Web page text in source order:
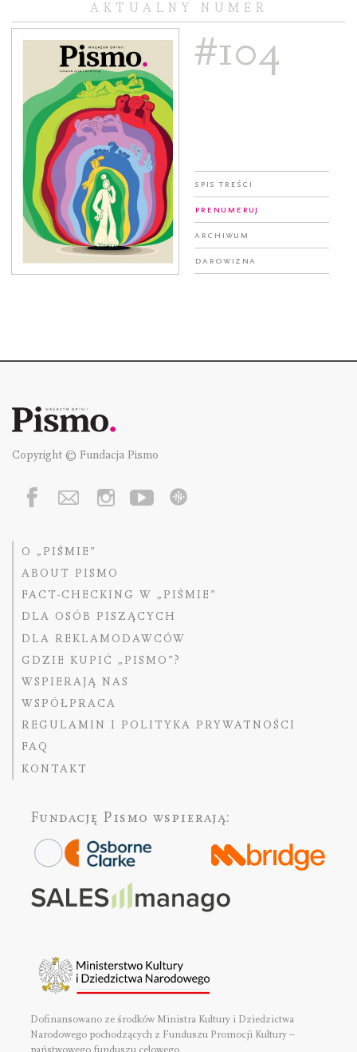
AKTUALNY NUMER
#104
Spis treści
Prenumeruj
Archiwum
Darowizna
Copyright © Fundacja Pismo
O „PIŚMIE”
ABOUT PISMO
FACT-CHECKING W „PIŚMIE”
DLA OSÓB PISZĄCYCH
DLA REKLAMODAWCÓW
GDZIE KUPIĆ „PISMO”?
WSPIERAJĄ NAS
WSPÓŁPRACA
REGULAMIN I POLITYKA PRYWATNOŚCI
FAQ
KONTAKT
Fundację Pismo wspierają:
Dofinansowano ze środków Ministra Kultury i Dziedzictwa
Narodowego pochodzących z Funduszu Promocji Kultury –